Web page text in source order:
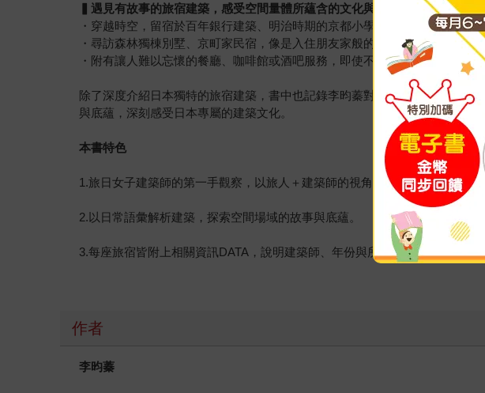
▍遇見有故事的旅宿建築，感受空間量體所蘊含的文化與感動
・穿越時空，留宿於百年銀行建築、明治時期的京都小學和任天堂舊本社社屋
・尋訪森林獨棟別墅、京町家民宿，像是入住朋友家般的溫暖風格體驗
・附有讓人難以忘懷的餐廳、咖啡館或酒吧服務，即使不住宿也能享受旅宿風
除了深度介紹日本獨特的旅宿建築，書中也記錄李昀蓁對空間與地域、旅行
與底蘊，深刻感受日本專屬的建築文化。
本書特色
1.旅日女子建築師的第一手觀察，以旅人＋建築師的視角觀察，領你於紙上漫
2.以日常語彙解析建築，探索空間場域的故事與底蘊。
3.每座旅宿皆附上相關資訊DATA，說明建築師、年份與所在位置。
作者
李昀蓁